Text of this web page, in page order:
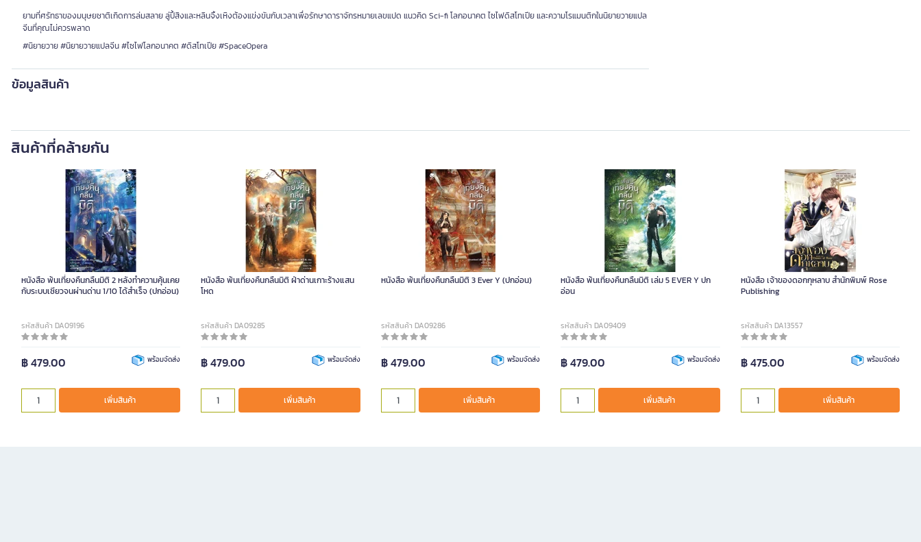
ยามที่ศรัทธาของมนุษยชาติเกิดการล่มสลาย ลู่ปี้สิงและหลินจิ้งเหิงต้องแข่งขันกับเวลาเพื่อรักษาดาราจักรหมายเลขแปด แนวคิด Sci-fi โลกอนาคต ไซไฟดิสโทเปีย และความโรแมนติกในนิยายวายแปล
จีนที่คุณไม่ควรพลาด
#นิยายวาย #นิยายวายแปลจีน #ไซไฟโลกอนาคต #ดิสโทเปีย #SpaceOpera
ข้อมูลสินค้า
สินค้าที่คล้ายกัน
หนังสือ พ้นเที่ยงคืนกลืนมิติ 2 หลังทำความคุ้นเคย
กับระบบเซียวจนผ่านด่าน 1/10 ได้สำเร็จ (ปกอ่อน)
รหัสสินค้า DA09196
฿ 479.00 พร้อมจัดส่ง
เพิ่มสินค้า
หนังสือ พ้นเที่ยงคืนกลืนมิติ ฝ่าด่านเกาะร้างแสน
โหด
รหัสสินค้า DA09285
฿ 479.00 พร้อมจัดส่ง
เพิ่มสินค้า
หนังสือ พ้นเที่ยงคืนกลืนมิติ 3 Ever Y (ปกอ่อน)
รหัสสินค้า DA09286
฿ 479.00 พร้อมจัดส่ง
เพิ่มสินค้า
หนังสือ พ้นเที่ยงคืนกลืนมิติ เล่ม 5 EVER Y ปก
อ่อน
รหัสสินค้า DA09409
฿ 479.00 พร้อมจัดส่ง
เพิ่มสินค้า
หนังสือ เจ้าของดอกกุหลาบ สำนักพิมพ์ Rose
Publishing
รหัสสินค้า DA13557
฿ 475.00 พร้อมจัดส่ง
เพิ่มสินค้า